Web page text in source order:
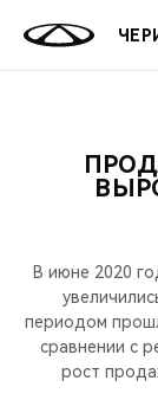
КРОССОВЕРЫ
СЕДАНЫ
КРЕДИТ И
ЗАПЧАСТИ И
ПОДДЕРЖКА
О БРЕНДЕ
CHERY В
КРЕДИТ
МЫ В СОЦСЕТЯХ
В июне 2020
периодом
сравнении с
рост